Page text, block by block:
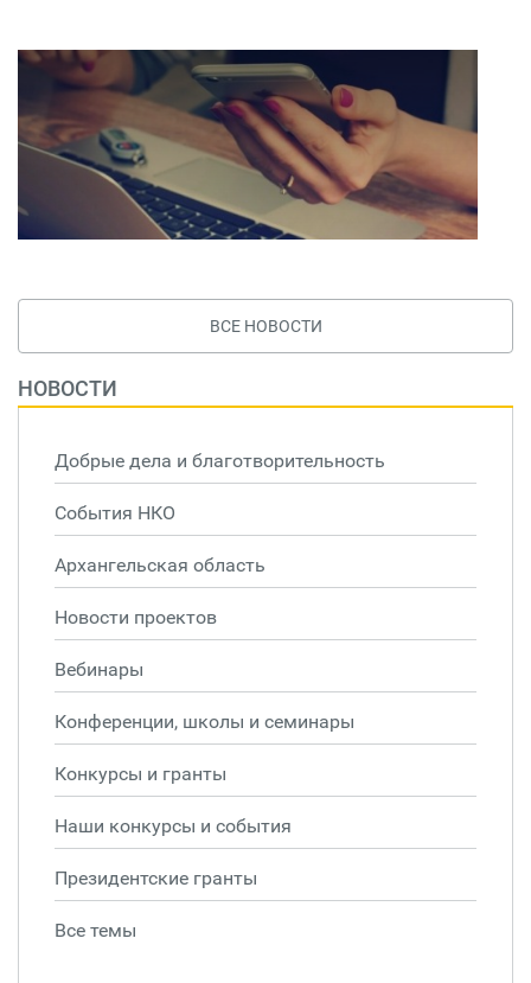
ВСЕ НОВОСТИ
НОВОСТИ
Добрые дела и благотворительность
События НКО
Архангельская область
Новости проектов
Вебинары
Конференции, школы и семинары
Конкурсы и гранты
Наши конкурсы и события
Президентские гранты
Все темы